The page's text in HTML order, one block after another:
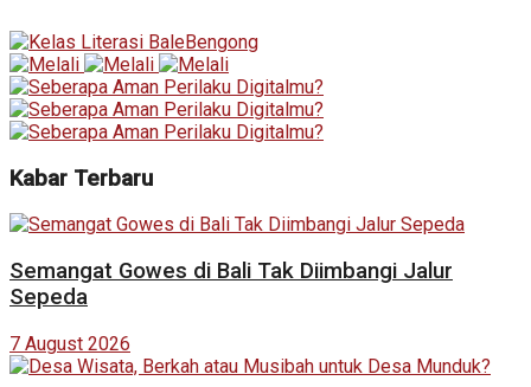
Kabar Terbaru
Semangat Gowes di Bali Tak Diimbangi Jalur
Sepeda
7 August 2026